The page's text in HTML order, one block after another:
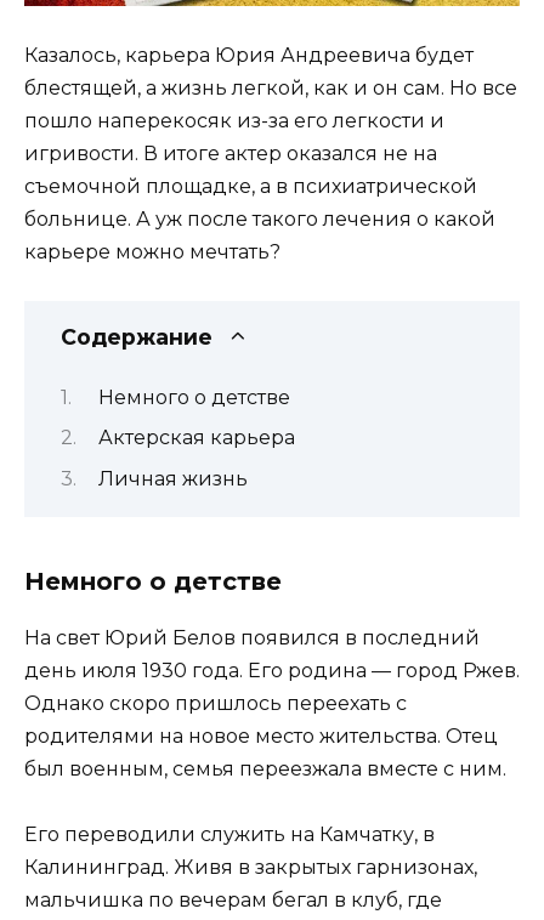
Казалось, карьера Юрия Андреевича будет
блестящей, а жизнь легкой, как и он сам. Но все
пошло наперекосяк из-за его легкости и
игривости. В итоге актер оказался не на
съемочной площадке, а в психиатрической
больнице. А уж после такого лечения о какой
карьере можно мечтать?
Содержание
Немного о детстве
Актерская карьера
Личная жизнь
Немного о детстве
На свет Юрий Белов появился в последний
день июля 1930 года. Его родина — город Ржев.
Однако скоро пришлось переехать с
родителями на новое место жительства. Отец
был военным, семья переезжала вместе с ним.
Его переводили служить на Камчатку, в
Калининград. Живя в закрытых гарнизонах,
мальчишка по вечерам бегал в клуб, где